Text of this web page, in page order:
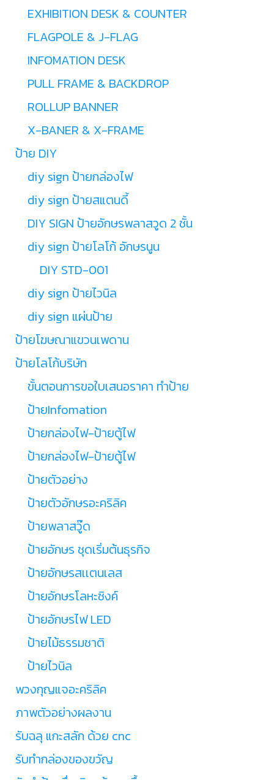
EXHIBITION DESK & COUNTER
FLAGPOLE & J-FLAG
INFOMATION DESK
PULL FRAME & BACKDROP
ROLLUP BANNER
X-BANER & X-FRAME
ป้าย DIY
diy sign ป้ายกล่องไฟ
diy sign ป้ายสแตนดี้
DIY SIGN ป้ายอักษรพลาสวูด 2 ชั้น
diy sign ป้ายโลโก้ อักษรนูน
DIY STD-001
diy sign ป้ายไวนิล
diy sign แผ่นป้าย
ป้ายโฆษณาแขวนเพดาน
ป้ายโลโก้บริษัท
ขั้นตอนการขอใบเสนอราคา ทำป้าย
ป้ายInfomation
ป้ายกล่องไฟ-ป้ายตู้ไฟ
ป้ายกล่องไฟ-ป้ายตู้ไฟ
ป้ายตัวอย่าง
ป้ายตัวอักษรอะคริลิค
ป้ายพลาสวู๊ด
ป้ายอักษร ชุดเริ่มต้นธุรกิจ
ป้ายอักษรสเเตนเลส
ป้ายอักษรโลหะซิงค์
ป้ายอักษรไฟ LED
ป้ายไม้ธรรมชาติ
ป้ายไวนิล
พวงกุญแจอะคริลิค
ภาพตัวอย่างผลงาน
รับฉลุ แกะสลัก ด้วย cnc
รับทำกล่องของขวัญ